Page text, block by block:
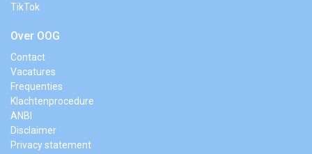
TikTok
Over OOG
Contact
Vacatures
Frequenties
Klachtenprocedure
ANBI
Disclaimer
Privacy statement